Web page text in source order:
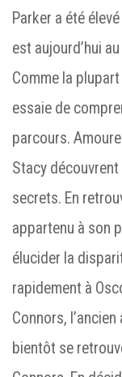
Parker a été
est aujourd’hui
Comme la
essaie de
parcours.
Stacy
secrets. En
appartenu à son
élucider la
rapidement à
Connors,
bientôt se